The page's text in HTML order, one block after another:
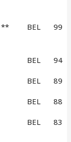
** BEL 99
BEL 94
BEL 89
BEL 88
BEL 83